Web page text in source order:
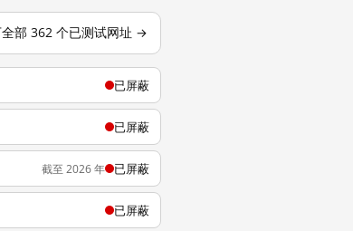
部 362 个已测试网址 →
已屏蔽
已屏蔽
截至 2026 年 已屏蔽
已屏蔽